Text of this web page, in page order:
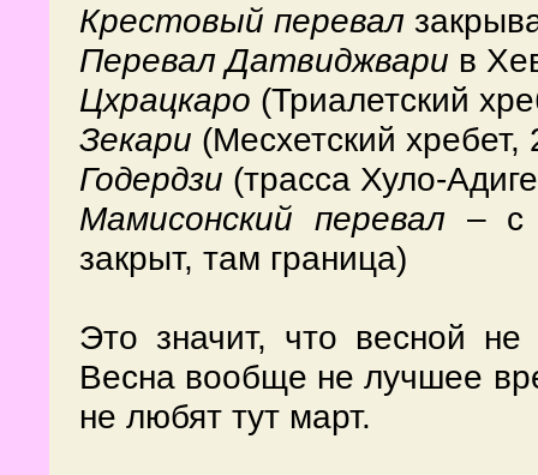
Крестовый перевал
Перевал Датвиджвари в
Цхрацкаро (Триалетский
Зекари (Месхетский
Годердзи (трасса Хуло-
Мамисонский перевал– с
закрыт, там граница)
Это значит, что весной
Весна вообще не лучшее
не любят тут март.